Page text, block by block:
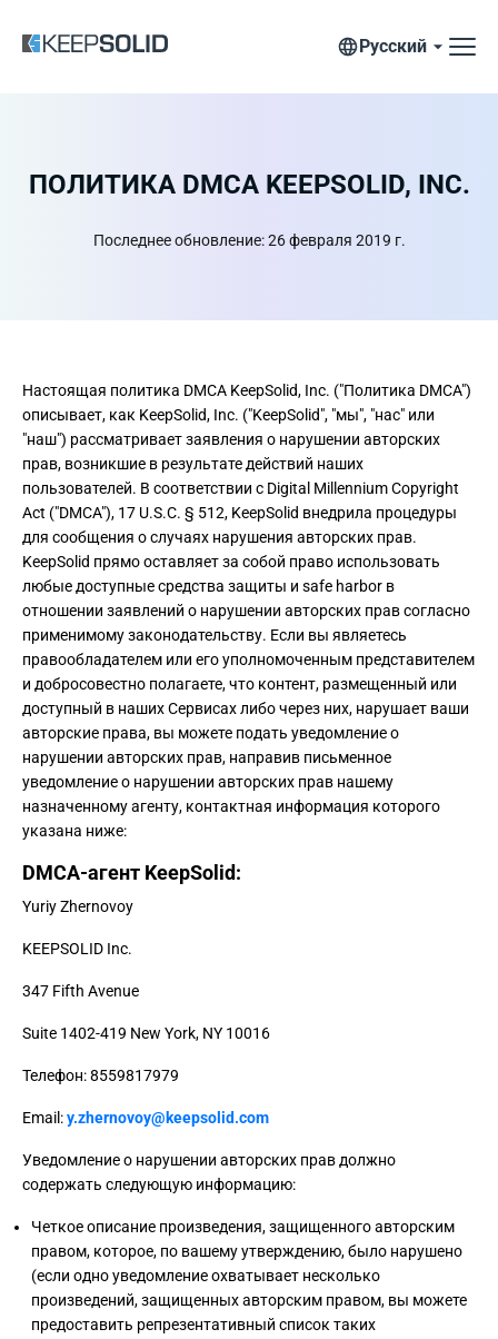
Русский
ПОЛИТИКА DMCA KEEPSOLID, INC.
Последнее обновление: 26 февраля 2019 г.
Настоящая политика DMCA KeepSolid, Inc. ("Политика DMCA")
описывает, как KeepSolid, Inc. ("KeepSolid", "мы", "нас" или
"наш") рассматривает заявления о нарушении авторских
прав, возникшие в результате действий наших
пользователей. В соответствии с Digital Millennium Copyright
Act ("DMCA"), 17 U.S.C. § 512, KeepSolid внедрила процедуры
для сообщения о случаях нарушения авторских прав.
KeepSolid прямо оставляет за собой право использовать
любые доступные средства защиты и safe harbor в
отношении заявлений о нарушении авторских прав согласно
применимому законодательству. Если вы являетесь
правообладателем или его уполномоченным представителем
и добросовестно полагаете, что контент, размещенный или
доступный в наших Сервисах либо через них, нарушает ваши
авторские права, вы можете подать уведомление о
нарушении авторских прав, направив письменное
уведомление о нарушении авторских прав нашему
назначенному агенту, контактная информация которого
указана ниже:
DMCA-агент KeepSolid:
Yuriy Zhernovoy
KEEPSOLID Inc.
347 Fifth Avenue
Suite 1402-419 New York, NY 10016
Телефон: 8559817979
Email:y.zhernovoy@keepsolid.com
Уведомление о нарушении авторских прав должно
содержать следующую информацию:
Четкое описание произведения, защищенного авторским
правом, которое, по вашему утверждению, было нарушено
(если одно уведомление охватывает несколько
произведений, защищенных авторским правом, вы можете
предоставить репрезентативный список таких